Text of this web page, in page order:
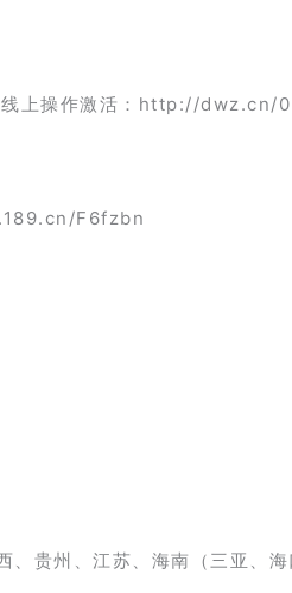
线上操作激活：http://dwz.cn/
F6fzbn
、贵州、江苏、海南（三亚、